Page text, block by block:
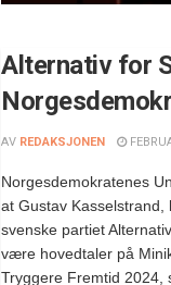
Alternativ for
AV REDAKSJONEN
Norgesdemokratenes
at Gustav Kasselstrand,
svenske partiet
være hovedtaler på
Tryggere Fremtid 2024,